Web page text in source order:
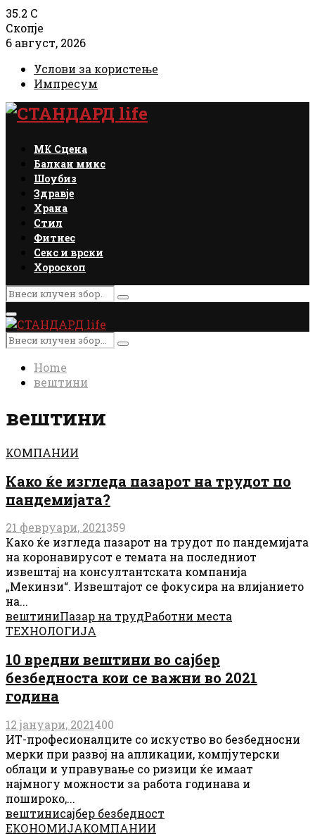
35.2 C
Скопје
6 август, 2026
Услови за користење
Импресум
Facebook
Instagram
Email
Rss
МК Сцена
Балкан микс
Шоубиз
Здравје
Храна
Стил
Фитнес
Секс и врски
Хороскоп
Search
for:
Search
Primary
Menu
Search
for:
Search
Home
вештини
вештини
КОМПАНИИ
Како ќе изгледа пазарот на трудот по
пандемијата?
21 февруари, 2021359
Како ќе изгледа пазарот на трудот по пандемијата
на коронавирусот е темата на последниот
извештај на консултантската компанија
„Мекинзи“. Извештајот се фокусира на влијанието
на...
вештиниПазар на трудРаботни места
ТЕХНОЛОГИЈА
10 вредни вештини во сајбер
безбедноста кои се важни во 2021
година
12 јануари, 2021400
ИТ-професионалците со искуство во безбедносни
мерки при развој на апликации, компјутерски
облаци и управување со ризици ќе имаат
најмногу можности за работа годинава и
пошироко,...
вештинисајбер безбедност
ЕКОНОМИЈАКОМПАНИИ